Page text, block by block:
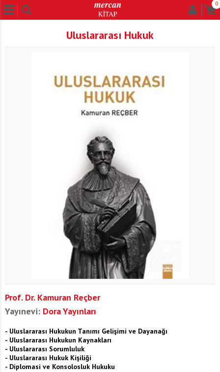
0
Uluslararası Hukuk
Prof. Dr. Kamuran Reçber
Yayınevi: Dora Yayınları
- Uluslararası Hukukun Tanımı Gelişimi ve Dayanağı
- Uluslararası Hukukun Kaynakları
- Uluslararası Sorumluluk
- Uluslararası Hukuk Kişiliği
- Diplomasi ve Konsolosluk Hukuku